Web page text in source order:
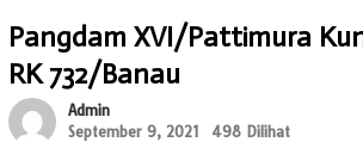
Pangdam XVI/Pattimura
RK 732/Banau
Admin
September 9, 2021
498 Dilihat